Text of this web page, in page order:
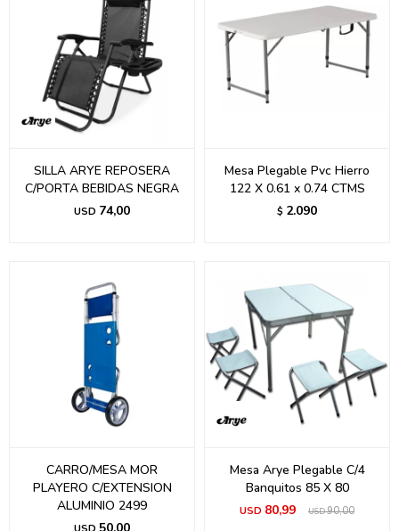
SILLA ARYE REPOSERA
C/PORTA BEBIDAS NEGRA
USD 74,00
Mesa Plegable Pvc Hierro
122 X 0.61 x 0.74 CTMS
$ 2.090
CARRO/MESA MOR
PLAYERO C/EXTENSION
ALUMINIO 2499
Mesa Arye Plegable C/4
Banquitos 85 X 80
USD 80,99 USD90,00